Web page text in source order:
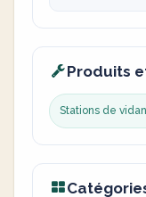
Produits
Stations de